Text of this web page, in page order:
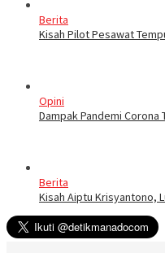
Berita
Kisah Pilot Pesawat
Opini
Dampak Pandemi
Berita
Kisah Aiptu Krisyantono,